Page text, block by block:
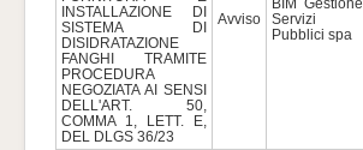
INSTALLAZIONE DI
SISTEMA DI
DISIDRATAZIONE
FANGHI TRAMITE
PROCEDURA
NEGOZIATA AI SENSI
DELL'ART. 50,
COMMA 1, LETT. E,
DEL DLGS 36/23
Avviso
Servizi
Pubblici spa